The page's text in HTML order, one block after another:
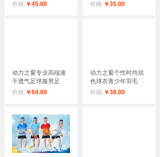
价格: ￥45.00
价格: ￥35.00
动力之窗专业高端速
干透气足球服男足
价格: ￥68.00
动力之窗个性时尚炫
色球衣青少年羽毛
价格: ￥38.00